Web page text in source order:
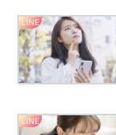
LINE
LINE